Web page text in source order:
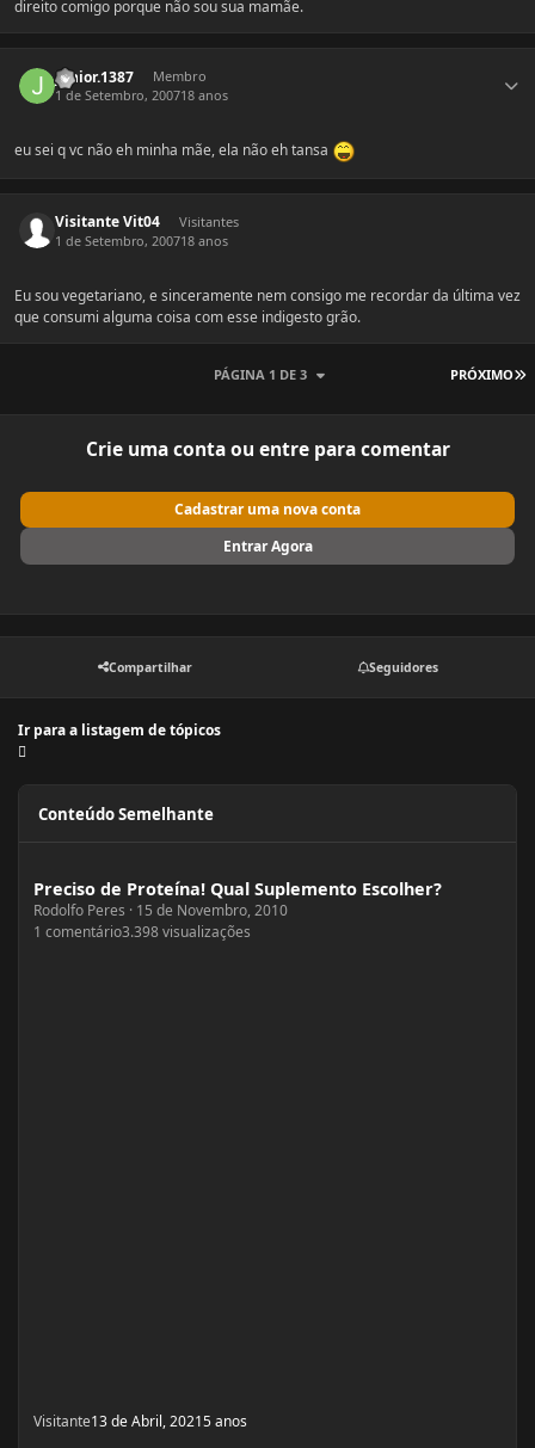
direito comigo porque não sou sua mamãe.
junior.1387
Membro
1 de Setembro, 200718 anos
eu sei q vc não eh minha mãe, ela não eh tansa
Visitante Vit04
Visitantes
1 de Setembro, 200718 anos
Eu sou vegetariano, e sinceramente nem consigo me recordar da última vez
que consumi alguma coisa com esse indigesto grão.
PRÓXIMO
PÁGINA 1 DE 3
Crie uma conta ou entre para comentar
Cadastrar uma nova conta
Entrar Agora
Compartilhar Seguidores
Ir para a listagem de tópicos
Conteúdo Semelhante
Preciso de Proteína! Qual Suplemento Escolher?
Rodolfo Peres · 15 de Novembro, 2010
1 comentário3.398visualizações
Visitante13 de Abril, 20215 anos